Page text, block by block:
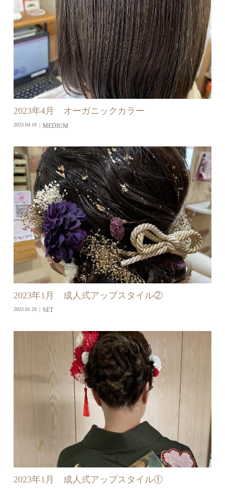
2023年4月 オーガニックカラー
2023.04.18 MEDIUM
2023年1月 成人式アップスタイル②
2023.01.29 SET
2023年1月 成人式アップスタイル①